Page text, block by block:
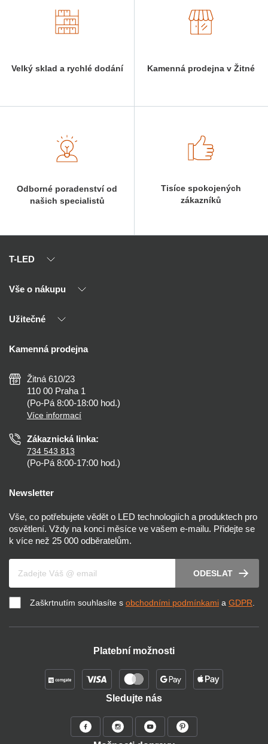
Velký sklad a rychlé dodání Kamenná prodejna v Žitné
Odborné poradenství od
našich specialistů
Tisíce spokojených
zákazníků
T-LED
O nás
Kontakty
Vše o nákupu
Výhody T-LED
Montáž
Nejčastější dotazy
Než koupíte
Osvětlení dle místnosti
Užitečné
Reklamace a vrácení
Zásady ochrany soukromí
Nastavení cookies
Prohlášení o přístupnosti
Kamenná prodejna
Žitná 610/23
110 00 Praha 1
(Po-Pá 8:00-18:00 hod.)
Více informací
Zákaznická linka:
734 543 813
(Po-Pá 8:00-17:00 hod.)
Newsletter
Vše, co potřebujete vědět o LED technologiích a produktech pro
osvětlení. Vždy na konci měsíce ve vašem e-mailu. Přidejte se
k více než 25 000 odběratelům.
ODESLAT
Zaškrtnutím souhlasíte s obchodními podmínkami a GDPR.
Platební možnosti
Sledujte nás